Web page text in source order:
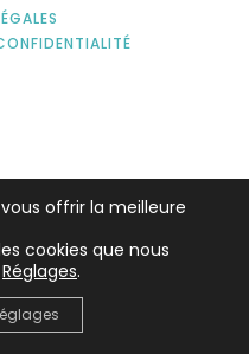
offrir la meilleure
cookies que nous
Réglages.